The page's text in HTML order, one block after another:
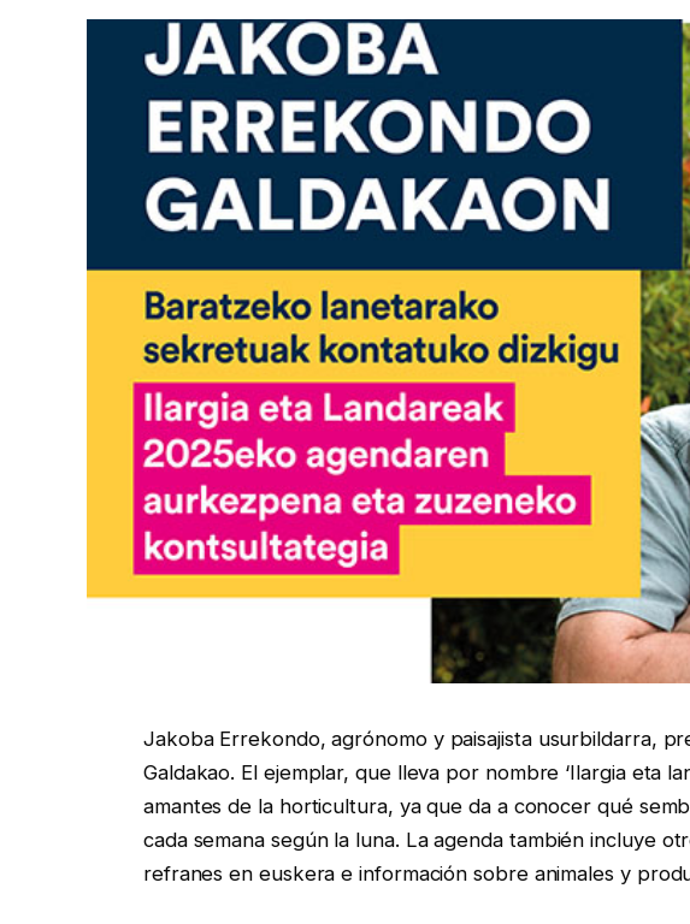
Jakoba Errekondo, agrónomo y paisajista usurbildarra,
Galdakao. El ejemplar, que lleva por nombre ‘Ilargia eta
amantes de la horticultura, ya que da a conocer qué
cada semana según la luna. La agenda también incluye
refranes en euskera e información sobre animales y